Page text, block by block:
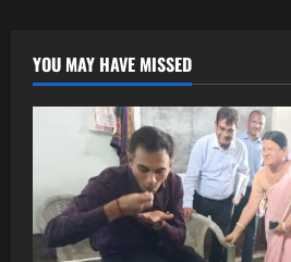
YOU MAY HAVE MISSED